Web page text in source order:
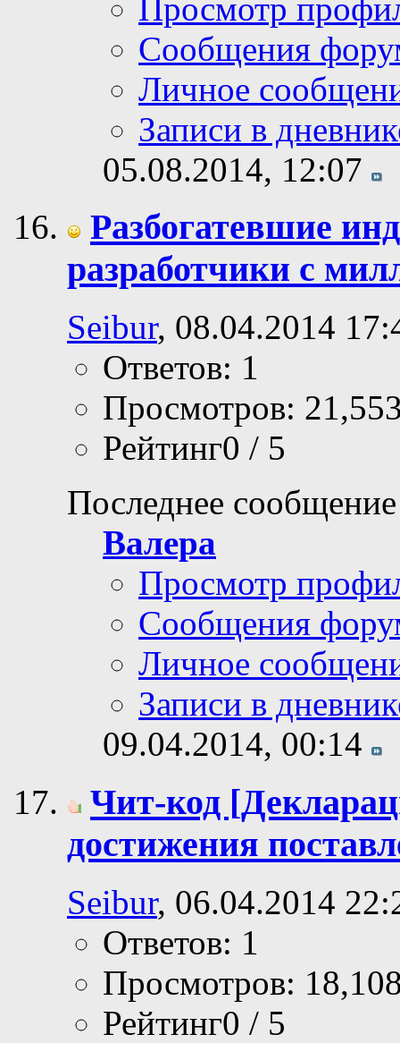
Просмотр
Сообщения
Личное
Записи в
05.08.2014, 12:07
Разбогатевшие
разработчики с
Seibur, 08.04.2014
Ответов: 1
Просмотров:
Рейтинг0 / 5
Последнее
Валера
Просмотр
Сообщения
Личное
Записи в
09.04.2014, 00:14
Чит-код
достижения
Seibur, 06.04.2014
Ответов: 1
Просмотров:
Рейтинг0 / 5